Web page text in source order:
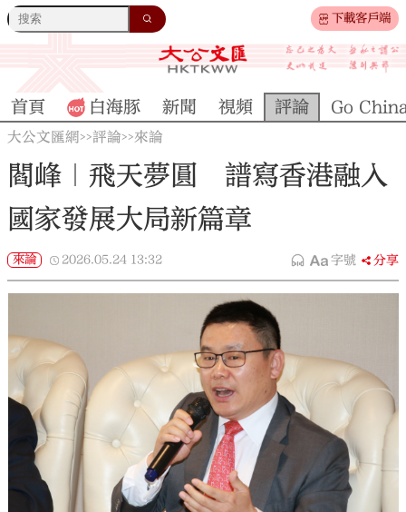
下載客戶端
首頁 白海豚 新聞 視頻 評論 Go
大公文匯網>>評論>>來論
閻峰｜飛天夢圓 譜寫香港融入
國家發展大局新篇章
來論 2026.05.24 13:32 字號 分享